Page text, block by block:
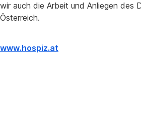
wir auch die Arbeit und Anliegen des
Österreich.
www.hospiz.at